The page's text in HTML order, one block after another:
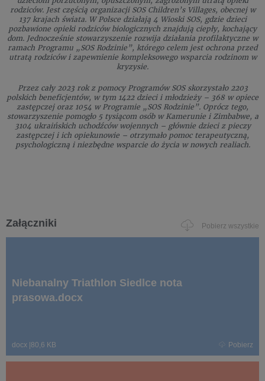
rodziców. Jest częścią organizacji SOS Children’s Villages, obecnej w
137 krajach świata. W Polsce działają 4 Wioski SOS, gdzie dzieci
pozbawione opieki rodziców biologicznych znajdują ciepły, kochający
dom. Jednocześnie stowarzyszenie rozwija działania profilaktyczne w
ramach Programu „SOS Rodzinie”, którego celem jest ochrona przed
utratą rodziców i zapewnienie kompleksowego wsparcia rodzinom w
kryzysie.
Przez cały 2023 rok z pomocy Programów SOS skorzystało 2203
polskich beneficjentów, w tym 1422 dzieci i młodzieży – 368 w opiece
zastępczej oraz 1054 w Programie „SOS Rodzinie”. Oprócz tego,
stowarzyszenie pomogło 5 tysiącom osób w Kamerunie i Zimbabwe, a
3104 ukraińskich uchodźców wojennych – głównie dzieci z pieczy
zastępczej i ich opiekunowie – otrzymało pomoc terapeutyczną,
psychologiczną i niezbędne wsparcie do życia w nowych realiach.
Załączniki Pobierz wszystkie
Niebanalny Triathlon Siedlce nota
prasowa.docx
docx 80,6 KB Pobierz